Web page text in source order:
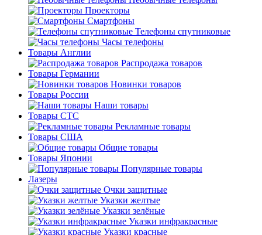
Проекторы
Смартфоны
Телефоны спутниковые
Часы телефоны
Товары Англии
Распродажа товаров
Товары Германии
Новинки товаров
Товары России
Наши товары
Товары СТС
Рекламные товары
Товары США
Общие товары
Товары Японии
Популярные товары
Лазеры
Очки защитные
Указки желтые
Указки зелёные
Указки инфракрасные
Указки красные